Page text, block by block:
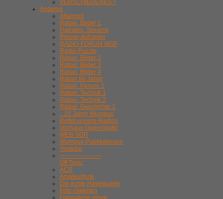
VERSCHIEDENES >
Anderes
Altamont
Rätsel. Bilder 1
Flatrates, Streams
Presse-Anfragen
RADIO-FORUM WGF
Radio-Puzzle
Rätsel. Bilder 2
Rätsel. Bilder 3
Rätsel. Bilder 4
Rätsel 90 Jahre
Rätsel. Person 1
Rätsel. Technik 1
Rätsel. Technik 2
Rätsel. Geschichte 1
.. 25 Jahre Wumpus
Rettet-unsere-Radios
Voxhaus-Gedenktafel
WEB-SDR
Wumpus-Publikationen
Youtube
---------------------
Off Topic
ACR
Amateurfunk
Die echte Havelquelle
Foto-Galerien
Fotogalerie privat